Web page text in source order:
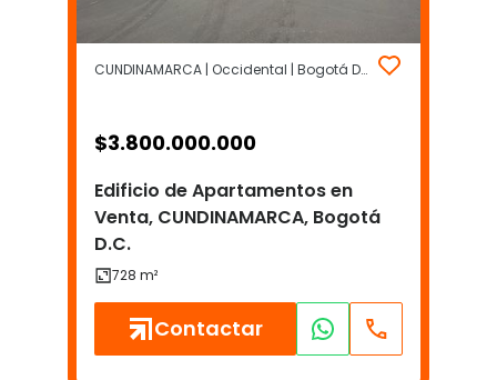
CUNDINAMARCA | Occidental | Bogotá D.C.
$3.800.000.000
Edificio de Apartamentos en
Venta, CUNDINAMARCA, Bogotá
D.C.
Contactar